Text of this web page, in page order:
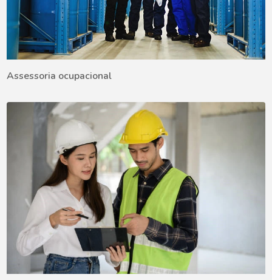
Assessoria ocupacional